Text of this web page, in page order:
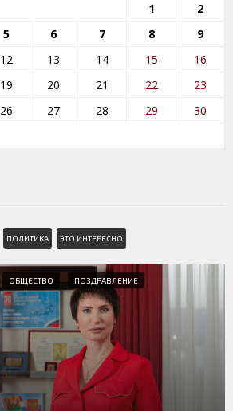
1
2
5 6 7 8
9
12 13 14 15
16
19 20 21 22
23
26 27 28 29
30
ПОЛИТИКА ЭТО ИНТЕРЕСНО
ОБЩЕСТВО ПОЗДРАВЛЕНИЕ